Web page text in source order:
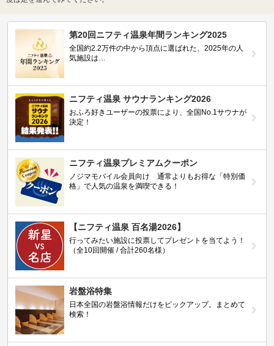
第20回ニフティ温泉年間ランキング2025
全国約2.2万件の中から頂点に選ばれた、2025年の人
気施設は…
ニフティ温泉 サウナランキング2026
おふろ好きユーザーの投票により、全国No.1サウナが
決定！
ニフティ温泉プレミアムクーポン
ノジマモバイル会員向け 通常よりもお得な「特別価
格」で人気の温泉を満喫できる！
【ニフティ温泉 百名湯2026】
行ってみたい施設に投票してプレゼントを当てよう！
（全10回開催 / 合計260名様）
岩盤浴特集
日本全国の岩盤浴情報だけをピックアップ。まとめて
検索！